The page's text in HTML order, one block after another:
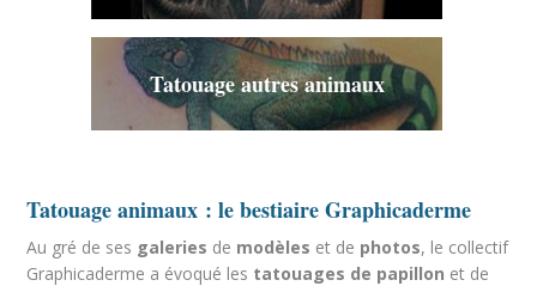
Tatouage autres animaux
Tatouage animaux : le bestiaire Graphicaderme
Au gré de ses galeries de modèles et de photos, le collectif
Graphicaderme a évoqué les tatouages de papillon et de